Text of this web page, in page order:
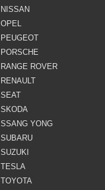
NISSAN
OPEL
PEUGEOT
PORSCHE
RANGE ROVER
RENAULT
SEAT
SKODA
SSANG YONG
SUBARU
SUZUKI
TESLA
TOYOTA